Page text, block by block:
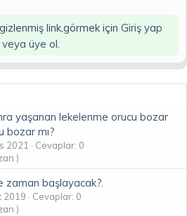
link,görmek için Giriş yap
veya üye ol.
yaşanan lekelenme orucu bozar
bozar mı?
2021
Cevaplar: 0
)
zaman başlayacak?.
2019
Cevaplar: 0
)